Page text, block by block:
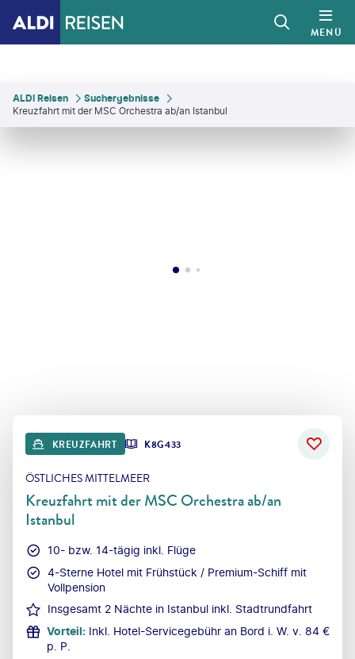
MENÜ
ALDI Reisen
Suchergebnisse
Kreuzfahrt mit der MSC Orchestra ab/an Istanbul
KREUZFAHRT K8G433
ÖSTLICHES MITTELMEER
Kreuzfahrt mit der MSC Orchestra ab/an
Istanbul
10- bzw. 14-tägig inkl. Flüge
4-Sterne Hotel mit Frühstück / Premium-Schiff mit
Vollpension
Insgesamt 2 Nächte in Istanbul inkl. Stadtrundfahrt
Vorteil: Inkl. Hotel-Servicegebühr an Bord i. W. v. 84 €
p. P.